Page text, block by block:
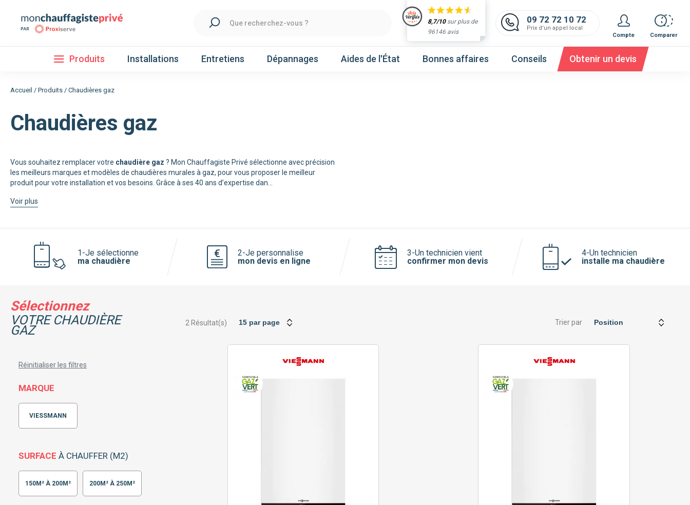
Que recherchez-vous ? 8,7/10sur plus de
96146 avis
09 72 72 10 72
Prix d'un appel local
Compte
Comparer
Produits
Installation
Découvrez nos forfaits d'installations
Nos Pompes à chaleur
Pompe à chaleur fluide frigorigène R32
Nos marques
Viessmann
Installations Entretiens Dépannages Aides de l'État Bonnes affaires Conseils Obtenir un devis
Accueil / Produits / Chaudières gaz
Chaudières gaz
Vous souhaitez remplacer votre chaudière gaz ? Mon Chauffagiste Privé sélectionne avec précision
les meilleurs marques et modèles de chaudières murales à gaz, pour vous proposer le meilleur
produit pour votre installation et vos besoins. Grâce à ses 40 ans d’expertise dan
Voir plus
1-Je sélectionne
ma chaudière
2-Je personnalise
mon devis en ligne
3-Un technicien vient
confirmer mon devis
4-Un technicien
installe ma chaudière
Sélectionnez
VOTRE CHAUDIÈRE
GAZ
Réinitialiser les filtres
MARQUE
VIESSMANN
SURFACE À CHAUFFER (M2)
150M² À 200M² 200M² À 250M²
2 Résultat(s) Trier par